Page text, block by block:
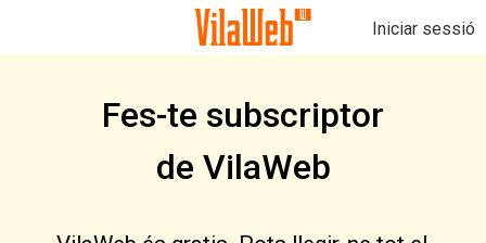
Iniciar sessió
Fes-te subscriptor
de VilaWeb